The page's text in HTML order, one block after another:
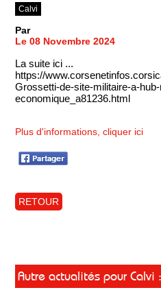
Calvi
Par
Le 08 Novembre 2024
La suite ici ...
https://
Grossetti-de-site-militaire-a-
economique_a81236.html
Plus d'informations, cliquer ici
RETOUR
Autre actualités pour Calvi :